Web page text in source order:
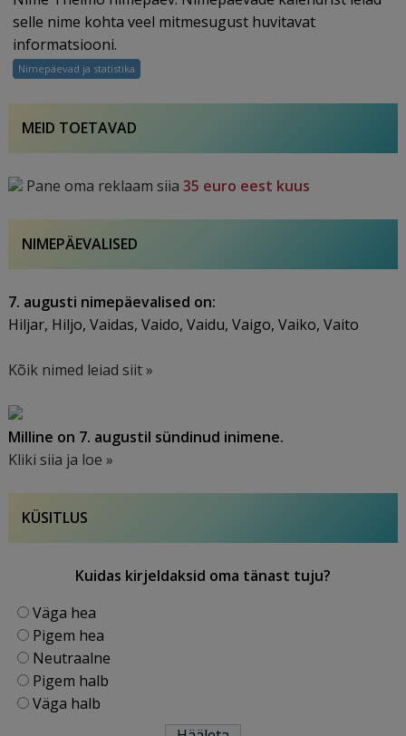
Theimo
selle nime kohta veel mitmesugust huvitavat
informatsiooni.
Nimepäevad ja statistika
MEID TOETAVAD
Pane oma reklaam siia35 euro eest kuus
NIMEPÄEVALISED
7. augusti nimepäevalised on:
Hiljar, Hiljo, Vaidas, Vaido, Vaidu, Vaigo, Vaiko, Vaito
Kõik nimed leiad siit »
Milline on 7. augustil sündinud inimene.
Kliki siia ja loe »
KÜSITLUS
Kuidas kirjeldaksid oma tänast tuju?
Väga hea
Pigem hea
Neutraalne
Pigem halb
Väga halb